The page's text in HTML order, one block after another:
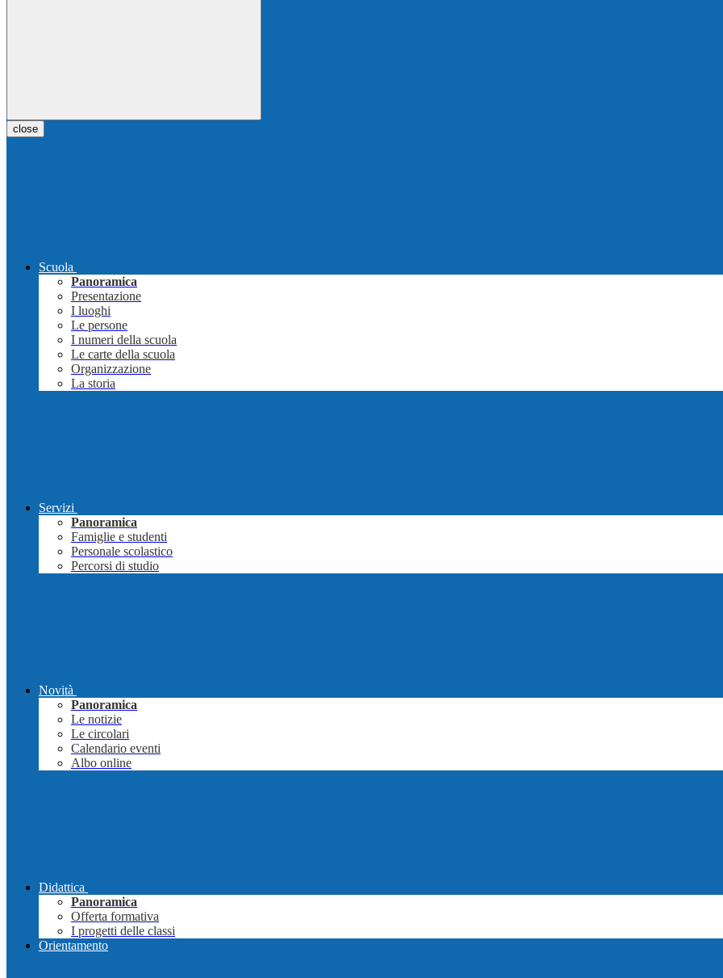
close
Scuola
Panoramica
Presentazione
I luoghi
Le persone
I numeri della scuola
Le carte della scuola
Organizzazione
La storia
Servizi
Panoramica
Famiglie e studenti
Personale scolastico
Percorsi di studio
Novità
Panoramica
Le notizie
Le circolari
Calendario eventi
Albo online
Didattica
Panoramica
Offerta formativa
I progetti delle classi
Orientamento